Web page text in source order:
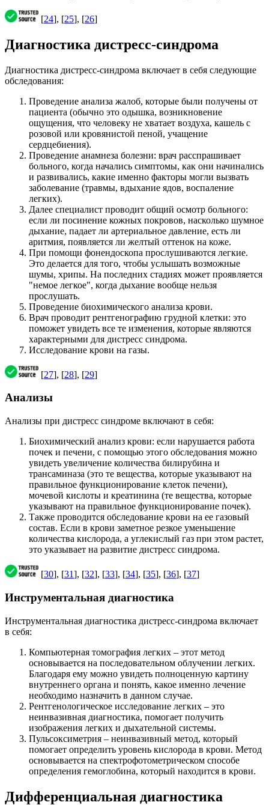
[24], [25], [26]
Диагностика дистресс-синдрома
Диагностика дистресс-синдрома включает в себя следующие
обследования:
Проведение анализа жалоб, которые были получены от
пациента (обычно это одышка, возникновение
ощущения, что человеку не хватает воздуха, кашель с
розовой или кровянистой пеной, учащение
сердцебиения).
Проведение анамнеза болезни: врач расспрашивает
больного, когда начались симптомы, как они начинались
и развивались, какие именно факторы могли вызвать
заболевание (травмы, вдыхание ядов, воспаление
легких).
Далее специалист проводит общий осмотр больного:
если ли посинение кожных покровов, насколько шумное
дыхание, падает ли артериальное давление, есть ли
аритмия, появляется ли желтый оттенок на коже.
При помощи фонендоскопа прослушиваются легкие.
Это делается для того, чтобы услышать возможные
шумы, хрипы. На последних стадиях может проявляется
"немое легкое", когда дыхание вообще нельзя
прослушать.
Проведение биохимического анализа крови.
Врач проводит рентгенографию грудной клетки: это
поможет увидеть все те изменения, которые являются
характерными для дистресс синдрома.
Исследование крови на газы.
[27], [28], [29]
Анализы
Анализы при дистресс синдроме включают в себя:
Биохимический анализ крови: если нарушается работа
почек и печени, с помощью этого обследования можно
увидеть увеличение количества билирубина и
трансаминаза (это те вещества, которые указывают на
правильное функционирование клеток печени),
мочевой кислоты и креатинина (те вещества, которые
указывают на правильное функционирование почек).
Также проводится обследование крови на ее газовый
состав. Если в крови заметное резкое уменьшение
количества кислорода, а углекислый газ при этом растет,
это указывает на развитие дистресс синдрома.
[30], [31], [32], [33], [34], [35], [36], [37]
Инструментальная диагностика
Инструментальная диагностика дистресс-синдрома включает
в себя:
Компьютерная томография легких – этот метод
основывается на последовательном облучении легких.
Благодаря ему можно увидеть полноценную картину
внутреннего органа и понять, какое именно лечение
необходимо назначить в данном случае.
Рентгенологическое исследование легких – это
неинвазивная диагностика, помогает получить
изображения легких и дыхательной системы.
Пульсоксиметрия – неинвазивный метод, который
помогает определить уровень кислорода в крови. Метод
основывается на спектрофотометрическом способе
определения гемоглобина, который находится в крови.
Дифференциальная диагностика